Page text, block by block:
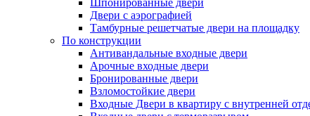
Шпонированные двери
Двери с аэрографией
Тамбурные решетчатые двери на площадку
По конструкции
Антивандальные входные двери
Арочные входные двери
Бронированные двери
Взломостойкие двери
Входные Двери в квартиру с внутренней